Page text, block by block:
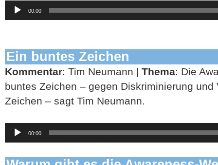
Audio-
Player
00:00
Ein buntes Zeichen
Kommentar: Tim Neumann | Thema: Die
buntes Zeichen – gegen Diskriminierung und
Zeichen – sagt Tim Neumann.
Audio-
Player
00:00